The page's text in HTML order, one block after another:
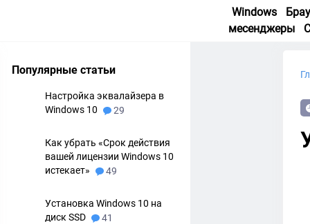
Windows
месенджеры
Популярные статьи
Настройка эквалайзера в
Windows 10
29
Как убрать «Срок действия
вашей лицензии Windows 10
истекает»
49
Установка Windows 10 на
диск SSD
41